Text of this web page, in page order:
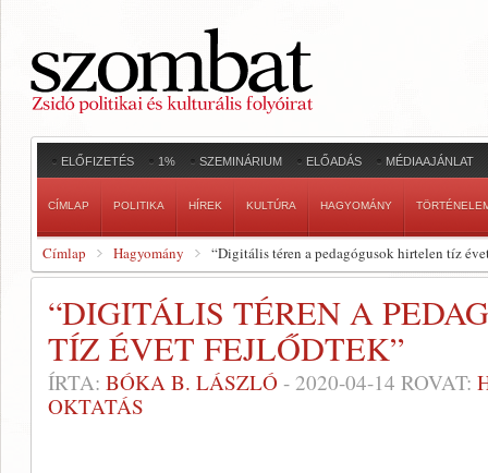
ELŐFIZETÉS 1% SZEMINÁRIUM ELŐADÁS MÉDIAAJÁNLAT
CÍMLAP POLITIKA HÍREK KULTÚRA HAGYOMÁNY
Címlap Hagyomány “Digitális téren a pedagógusok hirtelen tíz
“DIGITÁLIS TÉREN A
TÍZ ÉVET FEJLŐDTEK”
ÍRTA: BÓKA B. LÁSZLÓ - 2020-04-14 ROVAT:
OKTATÁS